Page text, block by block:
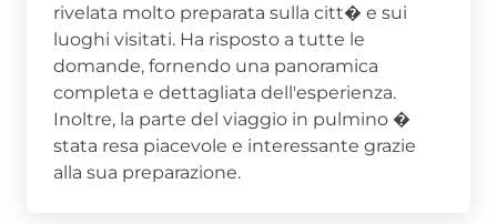
rivelata molto preparata sulla citt� e sui
luoghi visitati. Ha risposto a tutte le
domande, fornendo una panoramica
completa e dettagliata dell'esperienza.
Inoltre, la parte del viaggio in pulmino �
stata resa piacevole e interessante grazie
alla sua preparazione.